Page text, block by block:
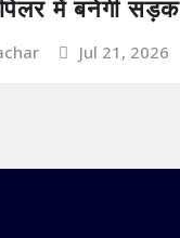
में बनेगी सड़क
Jul 21, 2026